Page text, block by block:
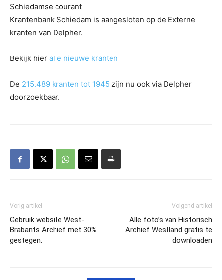
Schiedamse courant
Krantenbank Schiedam is aangesloten op de Externe
kranten van Delpher.
Bekijk hier alle nieuwe kranten
De 215.489 kranten tot 1945 zijn nu ook via Delpher
doorzoekbaar.
Vorig artikel
Gebruik website West-
Brabants Archief met 30%
gestegen.
Volgend artikel
Alle foto’s van Historisch
Archief Westland gratis te
downloaden